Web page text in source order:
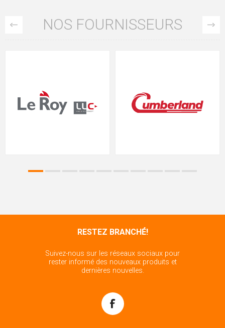
NOS FOURNISSEURS
RESTEZ BRANCHÉ!
Suivez-nous sur les réseaux sociaux pour
rester informé des nouveaux produits et
dernières nouvelles.